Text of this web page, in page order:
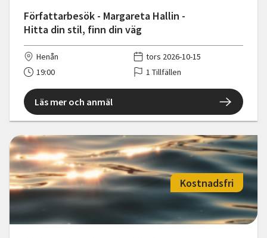
Författarbesök - Margareta Hallin -
Hitta din stil, finn din väg
Henån
tors 2026-10-15
19:00
1 Tillfällen
Läs mer och anmäl
Kostnadsfri